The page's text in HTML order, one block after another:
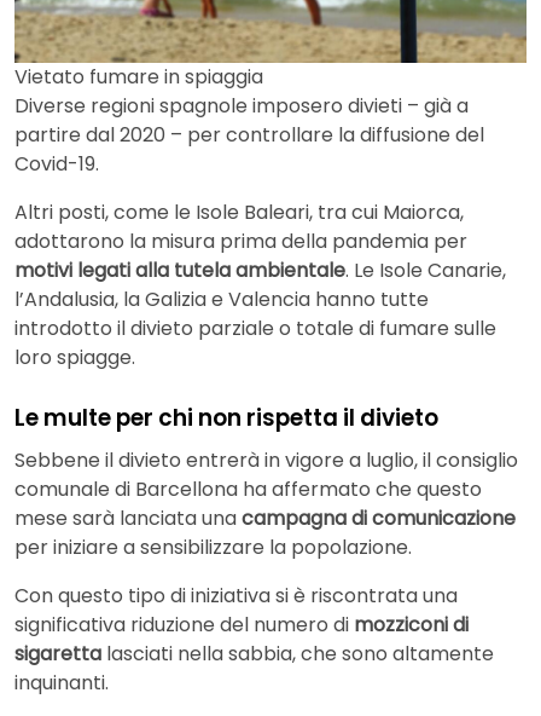
Vietato fumare in spiaggia
Diverse regioni spagnole imposero divieti – già a
partire dal 2020 – per controllare la diffusione del
Covid-19.
Altri posti, come le Isole Baleari, tra cui Maiorca,
adottarono la misura prima della pandemia per
motivi legati alla tutela ambientale. Le Isole Canarie,
l’Andalusia, la Galizia e Valencia hanno tutte
introdotto il divieto parziale o totale di fumare sulle
loro spiagge.
Le multe per chi non rispetta il divieto
Sebbene il divieto entrerà in vigore a luglio, il consiglio
comunale di Barcellona ha affermato che questo
mese sarà lanciata unacampagna di comunicazione
per iniziare a sensibilizzare la popolazione.
Con questo tipo di iniziativa si è riscontrata una
significativa riduzione del numero di mozziconi di
sigaretta lasciati nella sabbia, che sono altamente
inquinanti.